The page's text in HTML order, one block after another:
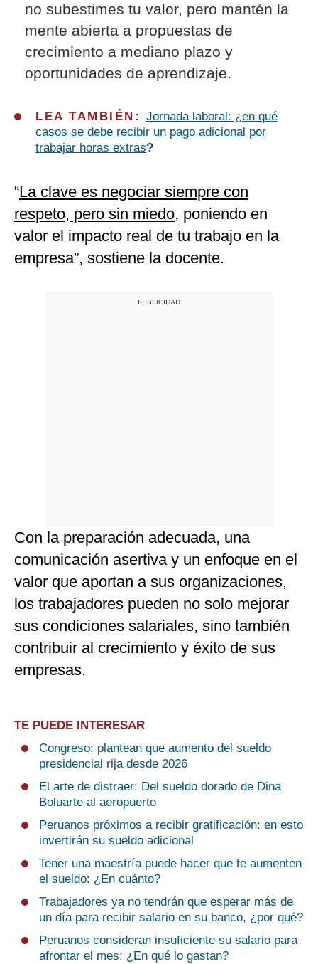
no subestimes tu valor, pero mantén la
mente abierta a propuestas de
crecimiento a mediano plazo y
oportunidades de aprendizaje.
L EA TAMBIÉN: Jornada laboral: ¿en qué
casos se debe recibir un pago adicional por
trabajar horas extras?
“La clave es negociar siempre con
respeto, pero sin miedo, poniendo en
valor el impacto real de tu trabajo en la
empresa”, sostiene la docente.
Con la preparación adecuada, una
comunicación asertiva y un enfoque en el
valor que aportan a sus organizaciones,
los trabajadores pueden no solo mejorar
sus condiciones salariales, sino también
contribuir al crecimiento y éxito de sus
empresas.
TE PUEDE INTERESAR
Congreso: plantean que aumento del sueldo
presidencial rija desde 2026
El arte de distraer: Del sueldo dorado de Dina
Boluarte al aeropuerto
Peruanos próximos a recibir gratificación: en esto
invertirán su sueldo adicional
Tener una maestría puede hacer que te aumenten
el sueldo: ¿En cuánto?
Trabajadores ya no tendrán que esperar más de
un día para recibir salario en su banco, ¿por qué?
Peruanos consideran insuficiente su salario para
afrontar el mes: ¿En qué lo gastan?